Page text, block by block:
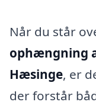
Når du står
ophængning
Hæsinge, er
der forstår